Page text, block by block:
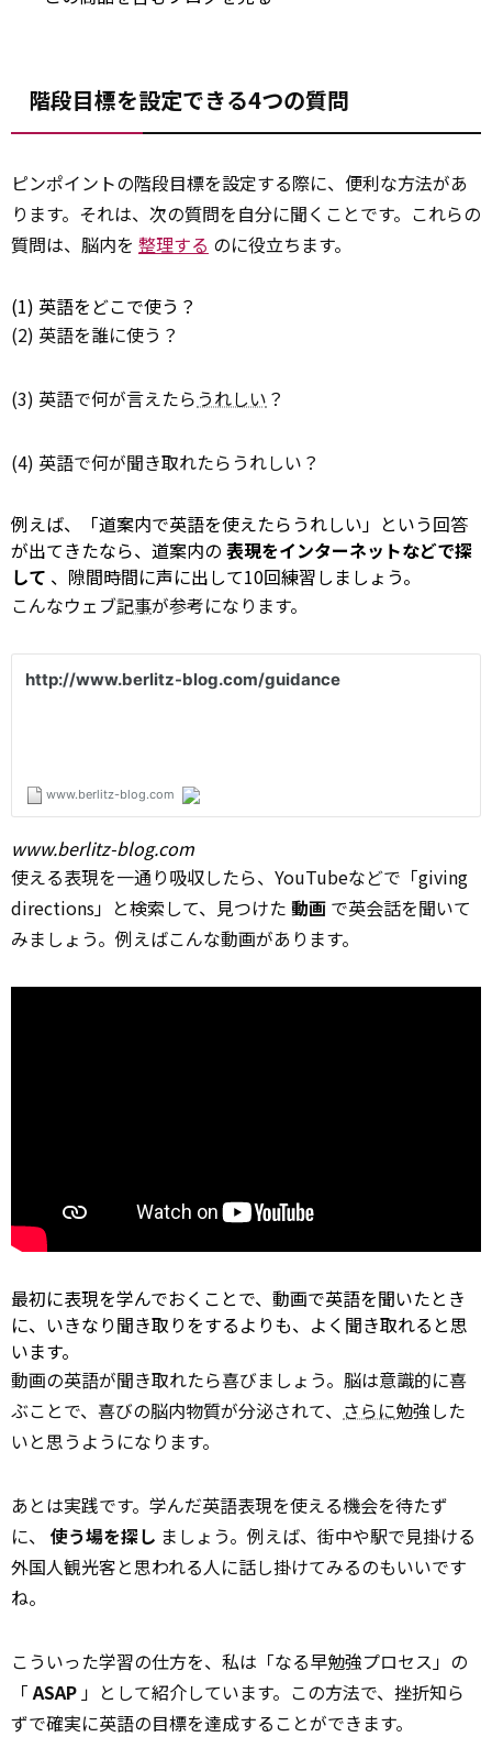
階段目標を設定できる4つの質問
ピンポイントの階段目標を設定する際に、便利な方法があ
ります。それは、次の質問を自分に聞くことです。これらの
質問は、脳内を 整理する のに役立ちます。
(1) 英語をどこで使う？
(2) 英語を誰に使う？
(3) 英語で何が言えたら うれしい ？
(4) 英語で何が聞き取れたらうれしい？
例えば、「道案内で英語を使えたらうれしい」という回答
が出てきたなら、道案内の 表現をインターネットなどで探
して 、隙間時間に声に出して10回練習しましょう。
こんなウェブ記事が参考になります。
www.berlitz-blog.com
使える表現を一通り吸収したら、YouTubeなどで「giving
directions」と検索して、見つけた 動画 で英会話を聞いて
みましょう。例えばこんな動画があります。
最初に表現を学んでおくことで、動画で英語を聞いたとき
に、いきなり聞き取りをするよりも、よく聞き取れると思
います。
動画の英語が聞き取れたら喜びましょう。脳は意識的に喜
ぶことで、喜びの脳内物質が分泌されて、 さらに勉強した
いと思うようになります。
あとは実践です。学んだ英語表現を使える機会を待たず
に、 使う場を探し ましょう。例えば、街中や駅で見掛ける
外国人観光客と思われる人に話し掛けてみるのもいいです
ね。
こういった学習の仕方を、私は「なる早勉強プロセス」の
「 ASAP 」として紹介しています。この方法で、挫折知ら
ずで確実に英語の目標を達成することができます。